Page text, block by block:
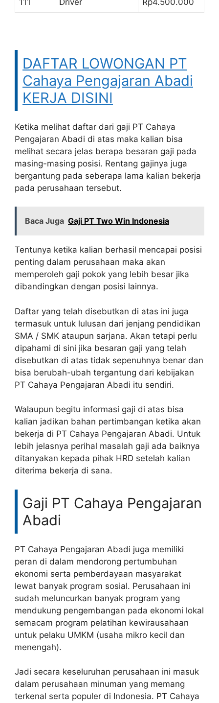
DAFTAR LOWONGAN PT
Cahaya Pengajaran Abadi
KERJA DISINI
Ketika melihat daftar dari gaji PT Cahaya
Pengajaran Abadi di atas maka kalian bisa
melihat secara jelas berapa besaran gaji pada
masing-masing posisi. Rentang gajinya juga
bergantung pada seberapa lama kalian bekerja
pada perusahaan tersebut.
Baca Juga Gaji PT Two Win Indonesia
Tentunya ketika kalian berhasil mencapai posisi
penting dalam perusahaan maka akan
memperoleh gaji pokok yang lebih besar jika
dibandingkan dengan posisi lainnya.
Daftar yang telah disebutkan di atas ini juga
termasuk untuk lulusan dari jenjang pendidikan
SMA / SMK ataupun sarjana. Akan tetapi perlu
dipahami di sini jika besaran gaji yang telah
disebutkan di atas tidak sepenuhnya benar dan
bisa berubah-ubah tergantung dari kebijakan
PT Cahaya Pengajaran Abadi itu sendiri.
Walaupun begitu informasi gaji di atas bisa
kalian jadikan bahan pertimbangan ketika akan
bekerja di PT Cahaya Pengajaran Abadi. Untuk
lebih jelasnya perihal masalah gaji ada baiknya
ditanyakan kepada pihak HRD setelah kalian
diterima bekerja di sana.
Gaji PT Cahaya Pengajaran
Abadi
PT Cahaya Pengajaran Abadi juga memiliki
peran di dalam mendorong pertumbuhan
ekonomi serta pemberdayaan masyarakat
lewat banyak program sosial. Perusahaan ini
sudah meluncurkan banyak program yang
mendukung pengembangan pada ekonomi lokal
semacam program pelatihan kewirausahaan
untuk pelaku UMKM (usaha mikro kecil dan
menengah).
Jadi secara keseluruhan perusahaan ini masuk
dalam perusahaan minuman yang memang
terkenal serta populer di Indonesia. PT Cahaya